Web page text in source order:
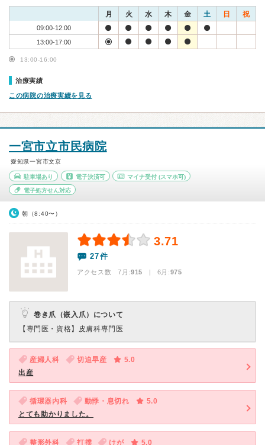
月 火 水 木 金 土 日 祝
09:00-12:00
13:00-17:00
13:00-16:00
治療実績
この病院の治療実績を見る
一宮市立市民病院
愛知県一宮市文京
駐車場あり 電子決済可 マイナ受付 (スマホ可)
電子処方せん対応
朝（8:40〜）
3.71
27件
アクセス数 7月:915 | 6月:975
巻き爪（嵌入爪）について
【専門医・資格】 皮膚科専門医
産婦人科 切迫早産
5.0
出産
循環器内科 動悸・息切れ
5.0
とても助かりました。
整形外科 打撲 けが
5.0